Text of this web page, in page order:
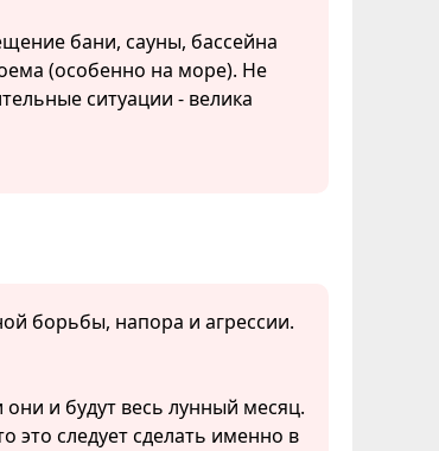
бани, сауны, бассейна
(особенно на море). Не
ситуации - велика
борьбы, напора и агрессии.
и будут весь лунный месяц.
это следует сделать именно в